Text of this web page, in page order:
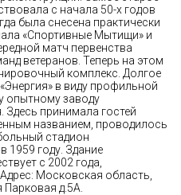
с начала 50-х годов
была снесена практически
«Спортивные Мытищи» и
матч первенства
ветеранов. Теперь на этом
комплекс. Долгое
в виду профильной
опытному заводу
Здесь принимала гостей
названием, проводилось
стадион
1959 году. Здание
с 2002 года,
Московская область,
д.5А.